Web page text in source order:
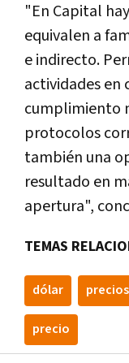
"En Capital
equivalen a
e indirecto.
actividades en
cumplimiento
protocolos
también una
resultado en
apertura",
TEMAS
dólar precios
precio